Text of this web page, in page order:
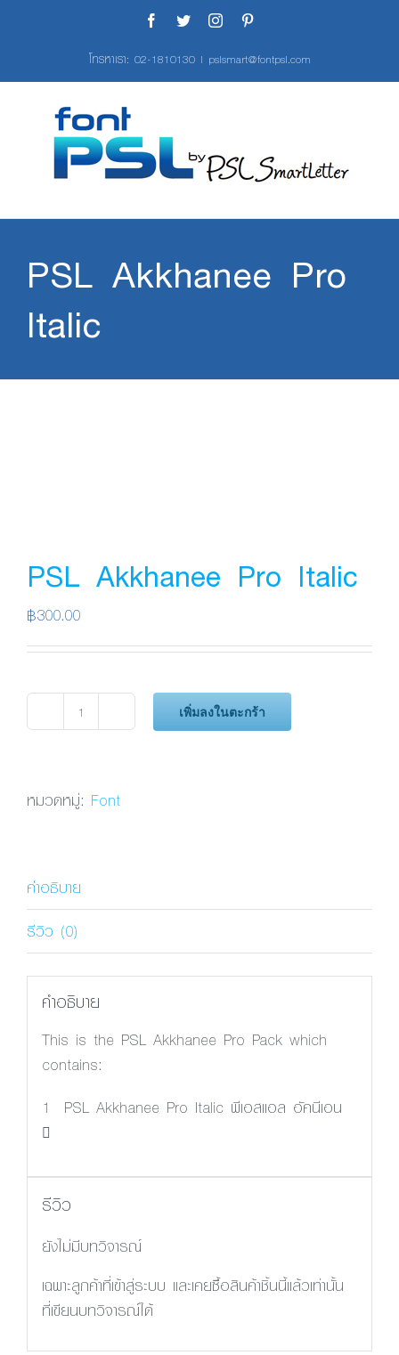
Facebook
TwitterInstagram
โทรหาเรา: 02-1810130 | pslsmart@fontpsl.com
PSL Akkhanee Pro
Italic
PSL Akkhanee Pro Italic
฿300.00
จำนวน
Pro
เพิ่มลงในตะกร้า
หมวดหมู่: Font
คำอธิบาย
รีวิว (0)
คำอธิบาย
This is the PSL Akkhanee Pro Pack which
contains:
1 PSL Akkhanee Pro Italic พีเอสแอล อัคนีเอน

รีวิว
ยังไม่มีบทวิจารณ์
เฉพาะลูกค้าที่เข้าสู่ระบบ และเคยซื้อสินค้าชิ้นนี้แล้วเท่านั้น
ที่เขียนบทวิจารณ์ได้